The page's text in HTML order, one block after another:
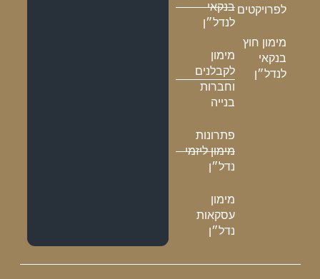
לפרויקטים
מימון חוץ
לנדל״ן
בנקאי
לנדל״ן
מימון
לקבלנים
וחברות
פתרונות
מימון ליזמי
עסקאות